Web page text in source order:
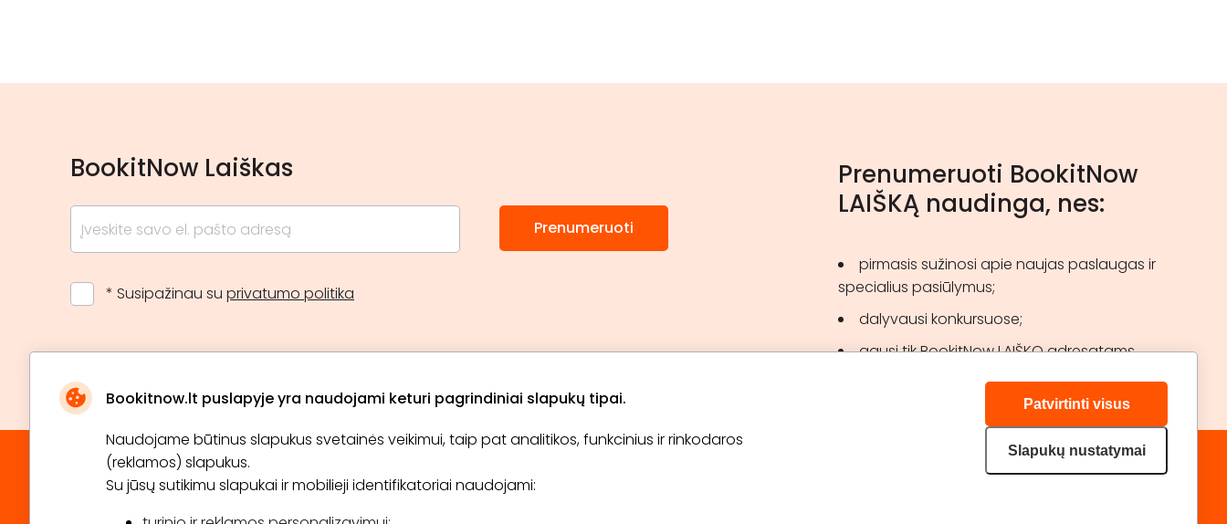
Bookitnow.lt puslapyje yra naudojami keturi pagrindiniai slapukų tipai.
Naudojame būtinus slapukus svetainės veikimui, taip pat analitikos, funkcinius ir rinkodaros
(reklamos) slapukus.
Su jūsų sutikimu slapukai ir mobilieji identifikatoriai naudojami:
Patvirtinti visus
Slapukų nustatymai
BookitNow Laiškas
* Susipažinau su privatumo politika
Prenumeruoti
Prenumeruoti BookitNow
LAIŠKĄ naudinga, nes:
pirmasis sužinosi apie naujas paslaugas ir
specialius pasiūlymus;
dalyvausi konkursuose;
gausi tik BookitNow LAIŠKO adresatams
TINKLARAŠTIS
DRAUGAUKIME: